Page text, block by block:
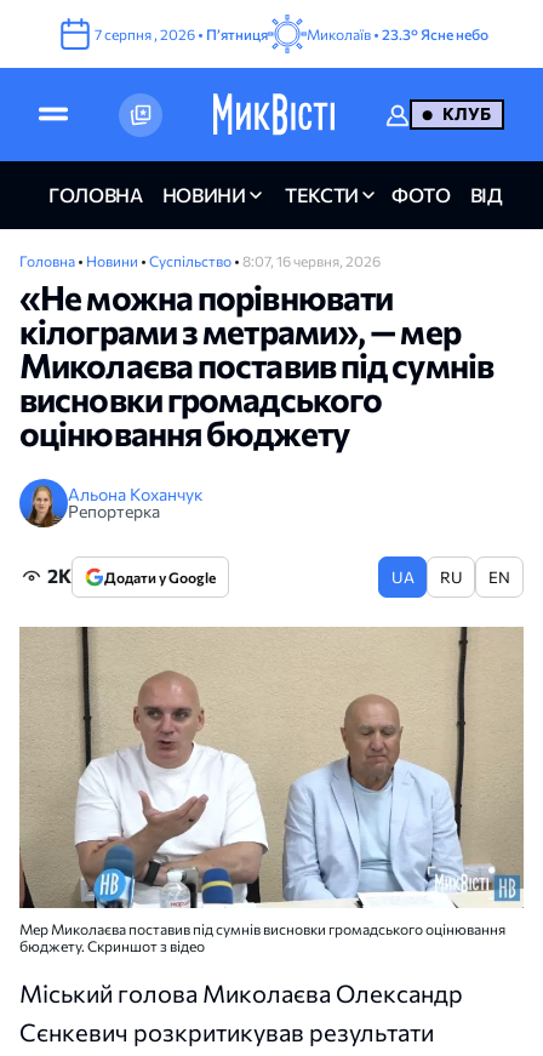
7серпня , 2026 • Пʼятниця Миколаїв • 23.3° Ясне небо
КЛУБ
ГОЛОВНА НОВИНИ ТЕКСТИ ФОТО ВІДЕО
Головна • Новини • Суспільство • 8:07, 16 червня, 2026
«Не можна порівнювати
кілограми з метрами», — мер
Миколаєва поставив під сумнів
висновки громадського
оцінювання бюджету
Альона Коханчук
Репортерка
2K Додати у Google UA RU EN
Мер Миколаєва поставив під сумнів висновки громадського оцінювання
бюджету. Скриншот з відео
Міський голова Миколаєва Олександр
Сєнкевич розкритикував результати